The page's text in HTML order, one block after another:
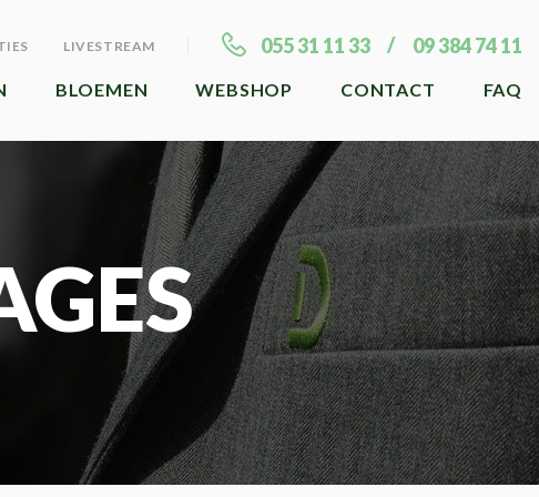
LIVESTREAM 055 31 11 33 09 384 74 11
BLOEMEN WEBSHOP CONTACT FAQ